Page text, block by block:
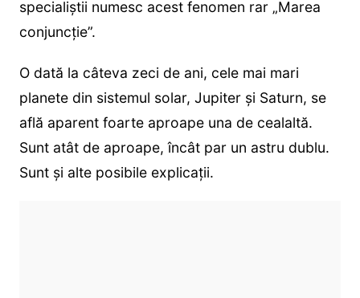
specialiștii numesc acest fenomen rar „Marea
conjuncție”.
O dată la câteva zeci de ani, cele mai mari
planete din sistemul solar, Jupiter și Saturn, se
află aparent foarte aproape una de cealaltă.
Sunt atât de aproape, încât par un astru dublu.
Sunt și alte posibile explicații.